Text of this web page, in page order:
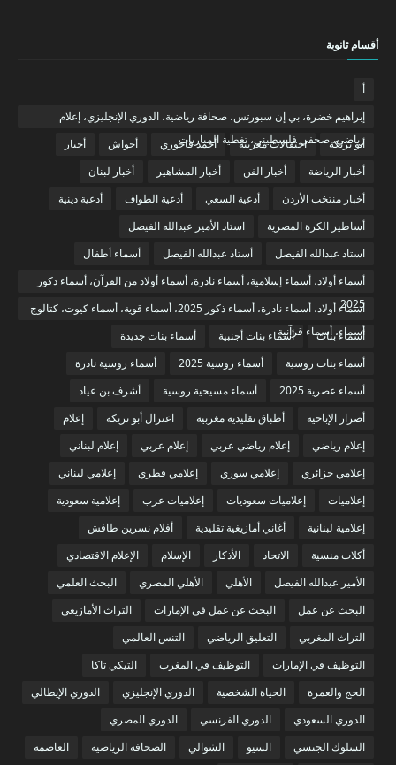
أقسام ثانوية
أ
إبراهيم خضرة، بي إن سبورتس، صحافة رياضية، الدوري الإنجليزي، إعلام
رياضي، صحفي فلسطيني، تغطية المباريات
أبو تريكة احتفالات مغربية أحمد فاخوري أحواش
أخبار
أخبار الرياضة
أخبار الفن أخبار المشاهير
أخبار لبنان
أخبار منتخب الأردن
أدعية السعي أدعية الطواف
أدعية دينية
أساطير الكرة المصرية
استاد الأمير عبدالله الفيصل
استاد عبدالله الفيصل
أستاذ عبدالله الفيصل
أسماء أطفال
أسماء أولاد، أسماء إسلامية، أسماء نادرة، أسماء أولاد من القرآن، أسماء ذكور
2025
أسماء أولاد، أسماء نادرة، أسماء ذكور 2025، أسماء قوية، أسماء كيوت، كتالوج
أسماء، أسماء قرآنية
أسماء بنات أسماء بنات أجنبية
أسماء بنات جديدة
أسماء بنات روسية
أسماء روسية 2025
أسماء روسية نادرة
أسماء عصرية 2025
أسماء مسيحية روسية
أشرف بن عياد
أضرار الإباحية
أطباق تقليدية مغربية اعتزال أبو تريكة
إعلام
إعلام رياضي
إعلام رياضي عربي إعلام عربي
إعلام لبناني
إعلامي جزائري
إعلامي سوري إعلامي قطري
إعلامي لبناني
إعلاميات
إعلاميات سعوديات إعلاميات عرب
إعلامية سعودية
إعلامية لبنانية
أغاني أمازيغية تقليدية
أفلام نسرين طافش
أكلات منسية
الاتحاد الأذكار الإسلام
الإعلام الاقتصادي
الأمير عبدالله الفيصل
الأهلي الأهلي المصري
البحث العلمي
البحث عن عمل
البحث عن عمل في الإمارات
التراث الأمازيغي
التراث المغربي
التعليق الرياضي
التنس العالمي
التوظيف في الإمارات
التوظيف في المغرب
التيكي تاكا
الحج والعمرة
الحياة الشخصية الدوري الإنجليزي
الدوري الإيطالي
الدوري السعودي
الدوري الفرنسي
الدوري المصري
السلوك الجنسي
السيو الشوالي الصحافة الرياضية
العاصمة